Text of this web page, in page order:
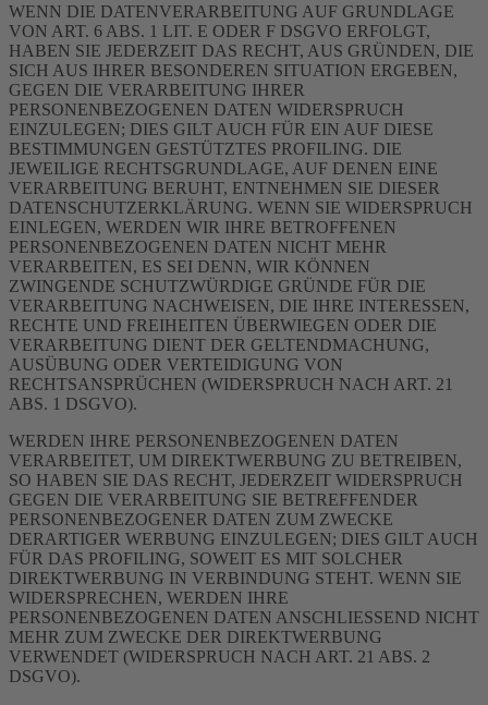
WENN DIE DATENVERARBEITUNG AUF GRUNDLAGE
VON ART. 6 ABS. 1 LIT. E ODER F DSGVO ERFOLGT,
HABEN SIE JEDERZEIT DAS RECHT, AUS GRÜNDEN, DIE
SICH AUS IHRER BESONDEREN SITUATION ERGEBEN,
GEGEN DIE VERARBEITUNG IHRER
PERSONENBEZOGENEN DATEN WIDERSPRUCH
EINZULEGEN; DIES GILT AUCH FÜR EIN AUF DIESE
BESTIMMUNGEN GESTÜTZTES PROFILING. DIE
JEWEILIGE RECHTSGRUNDLAGE, AUF DENEN EINE
VERARBEITUNG BERUHT, ENTNEHMEN SIE DIESER
DATENSCHUTZERKLÄRUNG. WENN SIE WIDERSPRUCH
EINLEGEN, WERDEN WIR IHRE BETROFFENEN
PERSONENBEZOGENEN DATEN NICHT MEHR
VERARBEITEN, ES SEI DENN, WIR KÖNNEN
ZWINGENDE SCHUTZWÜRDIGE GRÜNDE FÜR DIE
VERARBEITUNG NACHWEISEN, DIE IHRE INTERESSEN,
RECHTE UND FREIHEITEN ÜBERWIEGEN ODER DIE
VERARBEITUNG DIENT DER GELTENDMACHUNG,
AUSÜBUNG ODER VERTEIDIGUNG VON
RECHTSANSPRÜCHEN (WIDERSPRUCH NACH ART. 21
ABS. 1 DSGVO).
WERDEN IHRE PERSONENBEZOGENEN DATEN
VERARBEITET, UM DIREKTWERBUNG ZU BETREIBEN,
SO HABEN SIE DAS RECHT, JEDERZEIT WIDERSPRUCH
GEGEN DIE VERARBEITUNG SIE BETREFFENDER
PERSONENBEZOGENER DATEN ZUM ZWECKE
DERARTIGER WERBUNG EINZULEGEN; DIES GILT AUCH
FÜR DAS PROFILING, SOWEIT ES MIT SOLCHER
DIREKTWERBUNG IN VERBINDUNG STEHT. WENN SIE
WIDERSPRECHEN, WERDEN IHRE
PERSONENBEZOGENEN DATEN ANSCHLIESSEND NICHT
MEHR ZUM ZWECKE DER DIREKTWERBUNG
VERWENDET (WIDERSPRUCH NACH ART. 21 ABS. 2
DSGVO).